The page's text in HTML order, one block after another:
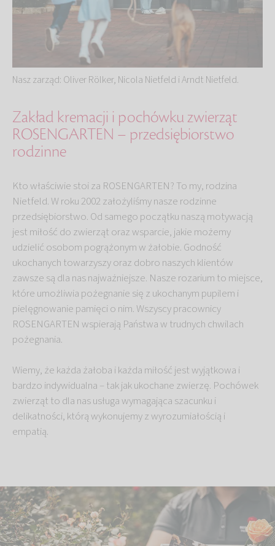
Nasz zarząd: Oliver Rölker, Nicola Nietfeld i Arndt Nietfeld.
Zakład kremacji i pochówku zwierząt
ROSENGARTEN – przedsiębiorstwo
rodzinne
Kto właściwie stoi za ROSENGARTEN? To my, rodzina
Nietfeld. W roku 2002 założyliśmy nasze rodzinne
przedsiębiorstwo. Od samego początku naszą motywacją
jest miłość do zwierząt oraz wsparcie, jakie możemy
udzielić osobom pogrążonym w żałobie. Godność
ukochanych towarzyszy oraz dobro naszych klientów
zawsze są dla nas najważniejsze. Nasze rozarium to miejsce,
które umożliwia pożegnanie się z ukochanym pupilem i
pielęgnowanie pamięci o nim. Wszyscy pracownicy
ROSENGARTEN wspierają Państwa w trudnych chwilach
pożegnania.
Wiemy, że każda żałoba i każda miłość jest wyjątkowa i
bardzo indywidualna – tak jak ukochane zwierzę. Pochówek
zwierząt to dla nas usługa wymagająca szacunku i
delikatności, którą wykonujemy z wyrozumiałością i
empatią.